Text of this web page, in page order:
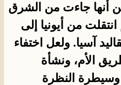
أنها جاءت من الشرق
انتقلت من أيونيا إلى
آسيا. ولعل اختفاء
الأم، ونشأة
النظرة